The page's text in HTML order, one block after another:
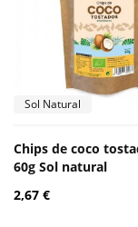
Sol Natural
Chips de coco
60g Sol natural
2,67 €